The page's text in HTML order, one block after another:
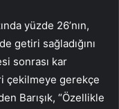
yüzde 26’nın,
getiri sağladığını
sonrası kar
çekilmeye gerekçe
Barışık, “Özellikle